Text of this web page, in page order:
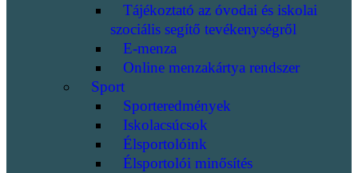
Tájékoztató az óvodai és iskolai
szociális segítő tevékenységről
E-menza
Online menzakártya rendszer
Sport
Sporteredmények
Iskolacsúcsok
Élsportolóink
Élsportolói minősítés